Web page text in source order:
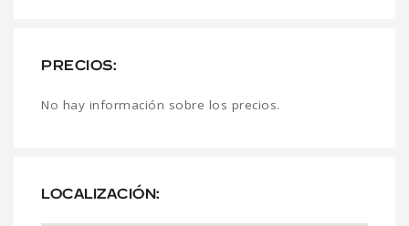
PRECIOS:
No hay información sobre los precios.
LOCALIZACIÓN: